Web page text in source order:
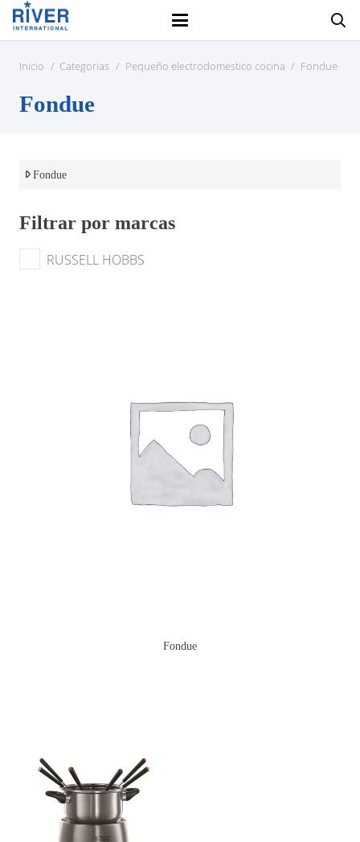
Inicio / Categorias / Pequeño electrodomestico cocina / Fondue
Fondue
Fondue
Filtrar por marcas
RUSSELL HOBBS
Fondue